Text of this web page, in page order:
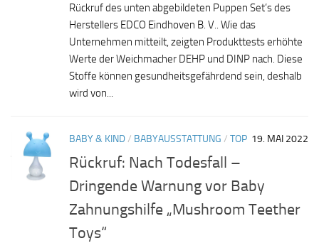
Rückruf des unten abgebildeten Puppen Set’s des
Herstellers EDCO Eindhoven B. V.. Wie das
Unternehmen mitteilt, zeigten Produkttests erhöhte
Werte der Weichmacher DEHP und DINP nach. Diese
Stoffe können gesundheitsgefährdend sein, deshalb
wird von...
BABY & KIND/ BABYAUSSTATTUNG / TOP 19. MAI 2022
Rückruf: Nach Todesfall –
Dringende Warnung vor Baby
Zahnungshilfe „Mushroom Teether
Toys“